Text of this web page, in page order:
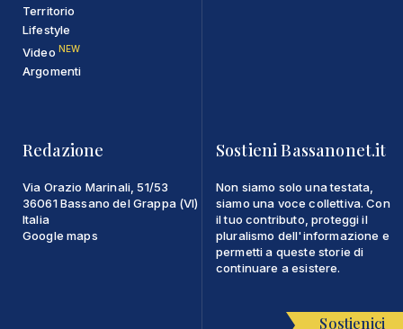
Territorio
Lifestyle
Video NEW
Argomenti
Redazione
Via Orazio Marinali, 51/53
36061 Bassano del Grappa (VI)
Italia
Google maps
Sostieni Bassanonet.it
Non siamo solo una testata,
siamo una voce collettiva. Con
il tuo contributo, proteggi il
pluralismo dell'informazione e
permetti a queste storie di
continuare a esistere.
Sostienici